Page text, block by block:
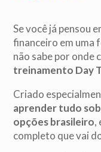
Se você já pensou
financeiro em uma
não sabe por onde
treinamento Day
Criado
aprender tudo
opções brasileiro,
completo que vai